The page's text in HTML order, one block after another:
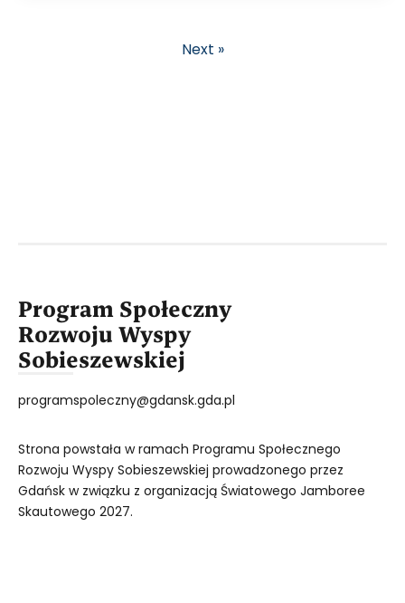
Next »
Program Społeczny
Rozwoju Wyspy
Sobieszewskiej
programspoleczny@gdansk.gda.pl
Strona powstała w ramach Programu Społecznego
Rozwoju Wyspy Sobieszewskiej prowadzonego przez
Gdańsk w związku z organizacją Światowego Jamboree
Skautowego 2027.